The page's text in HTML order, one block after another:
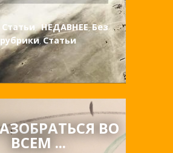
Статьи,НЕДАВНЕЕ,Без
рубрики,Статьи
ВО
ВСЕМ ...